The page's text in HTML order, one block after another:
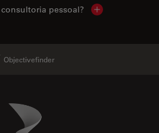
pessoal? Show local
Objectivefinder
Danaher Logo